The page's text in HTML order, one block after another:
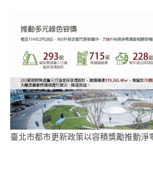
臺北市都市更新政策以容積獎勵推動淨